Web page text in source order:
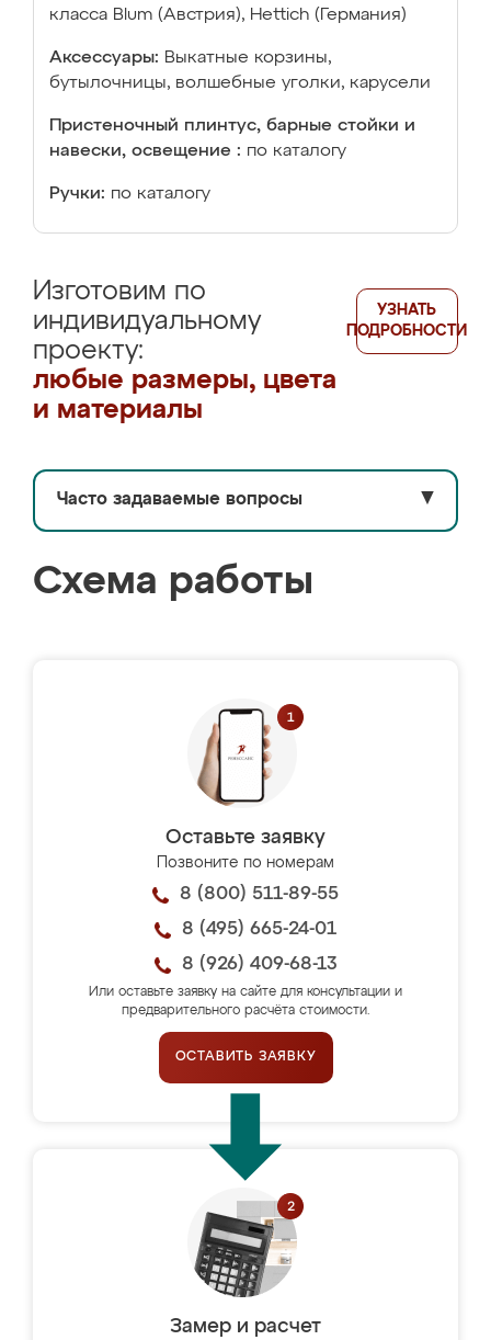
класса Blum (Австрия), Hettich (Германия)
Аксессуары: Выкатные корзины,
бутылочницы, волшебные уголки, карусели
Пристеночный плинтус, барные стойки и
навески, освещение : по каталогу
Ручки: по каталогу
Изготовим по
индивидуальному
проекту:
любые размеры, цвета
и материалы
УЗНАТЬ
ПОДРОБНОСТИ
Часто задаваемые вопросы ▼
Схема работы
Оставьте заявку
Позвоните по номерам
8 (800) 511-89-55
8 (495) 665-24-01
8 (926) 409-68-13
Или оставьте заявку на сайте для консультации и
предварительного расчёта стоимости.
ОСТАВИТЬ ЗАЯВКУ
Замер и расчет